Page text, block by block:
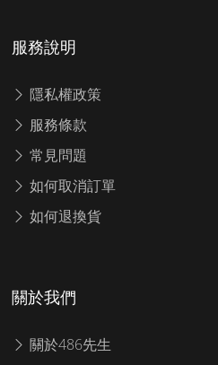
服務說明
隱私權政策
服務條款
常見問題
如何取消訂單
如何退換貨
關於我們
關於486先生